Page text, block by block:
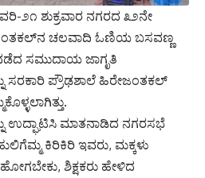
೨೧ ಶುಕ್ರವಾರ ನಗರದ ೩೨ನೇ
ಚಲವಾದಿ ಓಣಿಯ ಬಸವಣ್ಣ
ನಡೆದ ಸಮುದಾಯ ಜಾಗೃತಿ
ಸರಕಾರಿ ಪ್ರೌಢಶಾಲೆ ಹಿರೇಜಂತಕಲ್
ಉದ್ಘಾಟಿಸಿ ಮಾತನಾಡಿದ ನಗರಸಭೆ
ಕಿರಿಕಿರಿ ಇವರು, ಮಕ್ಕಳು
ಶಿಕ್ಷಕರು ಹೇಳಿದ